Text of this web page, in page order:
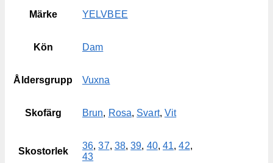
Märke YELVBEE
Kön Dam
Åldersgrupp Vuxna
Skofärg Brun, Rosa, Svart, Vit
Skostorlek
36,37, 38,39, 40,41,42,
43